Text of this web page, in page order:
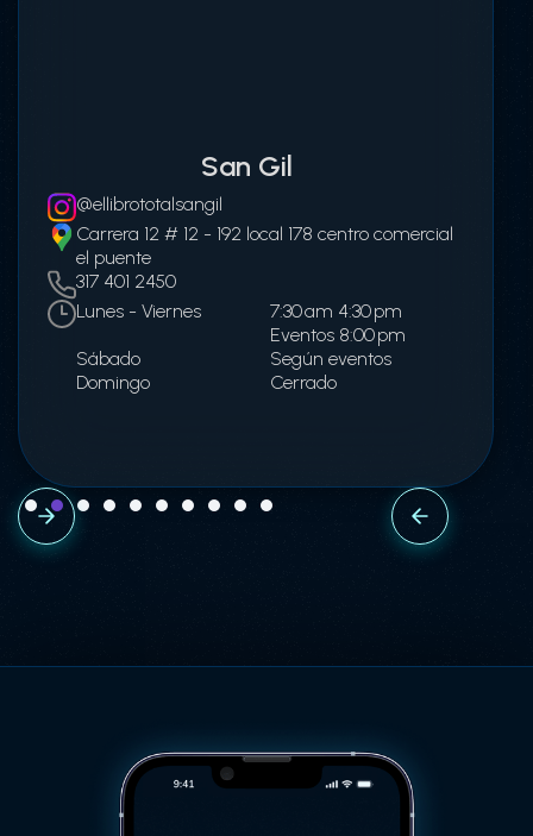
San Gil
@ellibrototalsangil
Carrera 12 # 12 - 192 local 178 centro comercial
el puente
317 401 2450
Lunes - Viernes
Sábado
Domingo
7:30 am 4:30 pm
Eventos 8:00 pm
Según eventos
Cerrado
Slide 2 of 10.